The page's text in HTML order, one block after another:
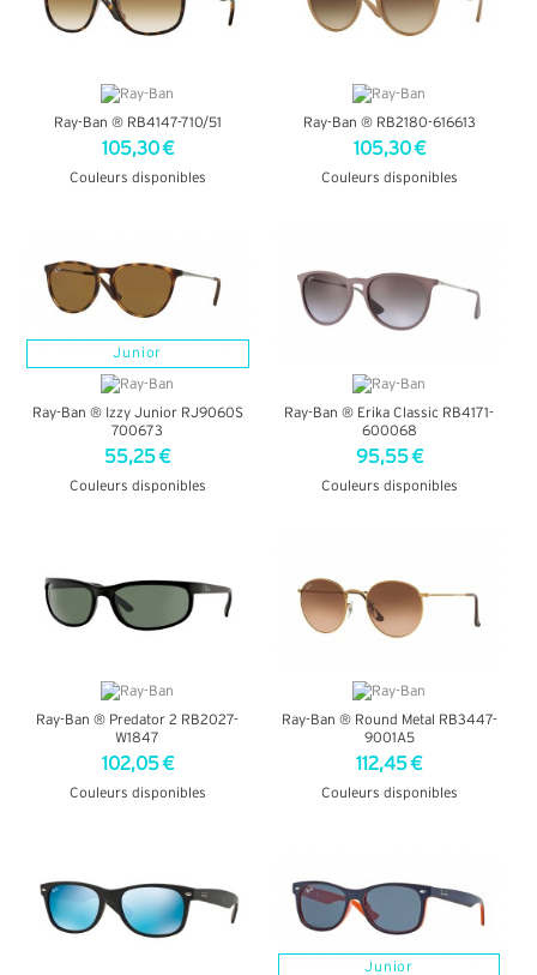
Ray-Ban ® RB4147-710/51
105,30 €
Couleurs disponibles
Ray-Ban ® RB2180-616613
105,30 €
Couleurs disponibles
Junior
Ray-Ban ® Izzy Junior RJ9060S
700673
55,25 €
Couleurs disponibles
Ray-Ban ® Erika Classic RB4171-
600068
95,55 €
Couleurs disponibles
Ray-Ban ® Predator 2 RB2027-
W1847
102,05 €
Couleurs disponibles
Ray-Ban ® Round Metal RB3447-
9001A5
112,45 €
Couleurs disponibles
Junior